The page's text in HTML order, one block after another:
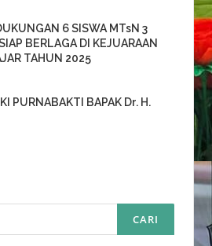
6 SISWA MTsN 3
BERLAGA DI KEJUARAAN
TAHUN 2025
PURNABAKTI BAPAK Dr. H.